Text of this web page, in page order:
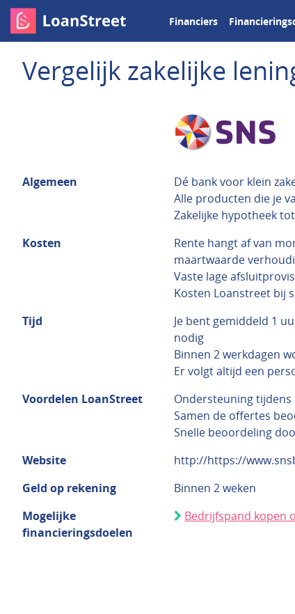
Financiers
Vergelijk zakelijke
Algemeen
Dé bank voor klein
Alle producten die je
Zakelijke hypotheek tot
Kosten
Rente hangt af van
maartwaarde
Vaste lage
Kosten Loanstreet bij
Tijd
Je bent gemiddeld 1
nodig
Binnen 2 werkdagen
Er volgt altijd een
Voordelen LoanStreet
Ondersteuning
Samen de offertes
Snelle beoordeling
Website http://https://
Geld op rekening
Binnen 2 weken
Mogelijke
financieringsdoelen
Bedrijfspand kopen